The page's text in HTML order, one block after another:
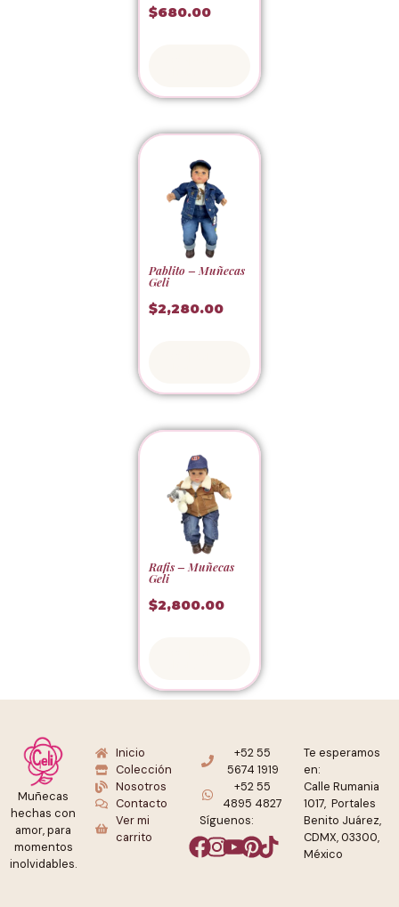
$680.00
Pablito – Muñecas
Geli
$2,280.00
Rafis – Muñecas
Geli
$2,800.00
Muñecas
hechas con
amor, para
momentos
inolvidables.
Inicio
Colección
Nosotros
Contacto
Ver mi
carrito
+52 55
5674 1919
+52 55
4895 4827
Síguenos:
Te esperamos
en:
Calle Rumania
1017, Portales
Benito Juárez,
CDMX, 03300,
México